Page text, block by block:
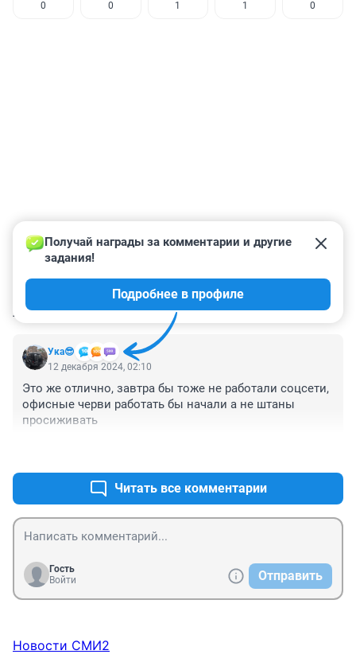
0 0 1 1 0
КОММЕНТАРИИ 3
Ука😎
Получай награды за комментарии и другие
задания!
Подробнее в профиле
12 декабря 2024, 02:10
Это же отлично, завтра бы тоже не работали соцсети,
офисные черви работать бы начали а не штаны
просиживать
Читать все комментарии
Гость
Войти
Отправить
Новости СМИ2